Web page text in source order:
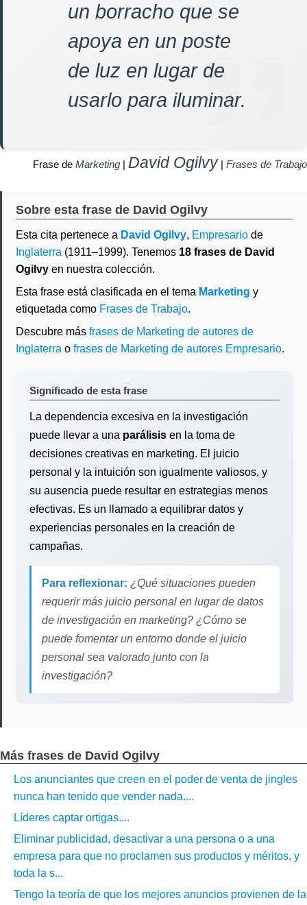
un borracho que se
apoya en un poste
de luz en lugar de
usarlo para iluminar.
Frase de Marketing | David Ogilvy | Frases de Trabajo
Sobre esta frase de David Ogilvy
Esta cita pertenece a David Ogilvy, Empresario de
Inglaterra (1911–1999). Tenemos 18 frases de David
Ogilvy en nuestra colección.
Esta frase está clasificada en el tema Marketing y
etiquetada como Frases de Trabajo.
Descubre más frases de Marketing de autores de
Inglaterra o frases de Marketing de autores Empresario.
Significado de esta frase
La dependencia excesiva en la investigación
puede llevar a una parálisis en la toma de
decisiones creativas en marketing. El juicio
personal y la intuición son igualmente valiosos, y
su ausencia puede resultar en estrategias menos
efectivas. Es un llamado a equilibrar datos y
experiencias personales en la creación de
campañas.
Para reflexionar: ¿Qué situaciones pueden
requerir más juicio personal en lugar de datos
de investigación en marketing? ¿Cómo se
puede fomentar un entorno donde el juicio
personal sea valorado junto con la
investigación?
Más frases de David Ogilvy
Los anunciantes que creen en el poder de venta de jingles
nunca han tenido que vender nada....
Líderes captar ortigas....
Eliminar publicidad, desactivar a una persona o a una
empresa para que no proclamen sus productos y méritos, y
toda la s...
Tengo la teoría de que los mejores anuncios provienen de la